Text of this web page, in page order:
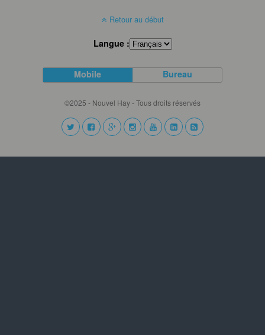
Retour au début
Langue :
Mobile Bureau
©2025 - Nouvel Hay - Tous droits réservés